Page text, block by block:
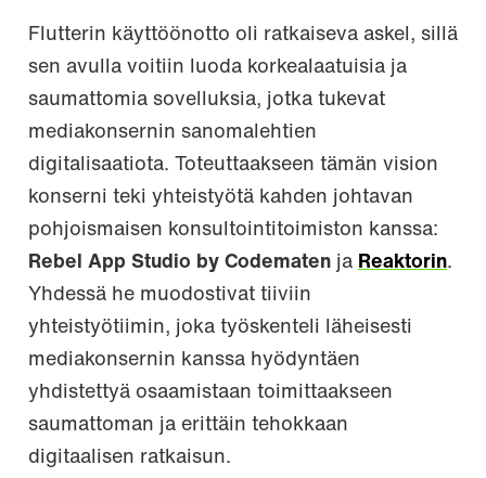
Flutterin käyttöönotto oli ratkaiseva askel, sillä
sen avulla voitiin luoda korkealaatuisia ja
saumattomia sovelluksia, jotka tukevat
mediakonsernin sanomalehtien
digitalisaatiota. Toteuttaakseen tämän vision
konserni teki yhteistyötä kahden johtavan
pohjoismaisen konsultointitoimiston kanssa:
Rebel App Studio by Codematen ja Reaktorin.
Yhdessä he muodostivat tiiviin
yhteistyötiimin, joka työskenteli läheisesti
mediakonsernin kanssa hyödyntäen
yhdistettyä osaamistaan toimittaakseen
saumattoman ja erittäin tehokkaan
digitaalisen ratkaisun.